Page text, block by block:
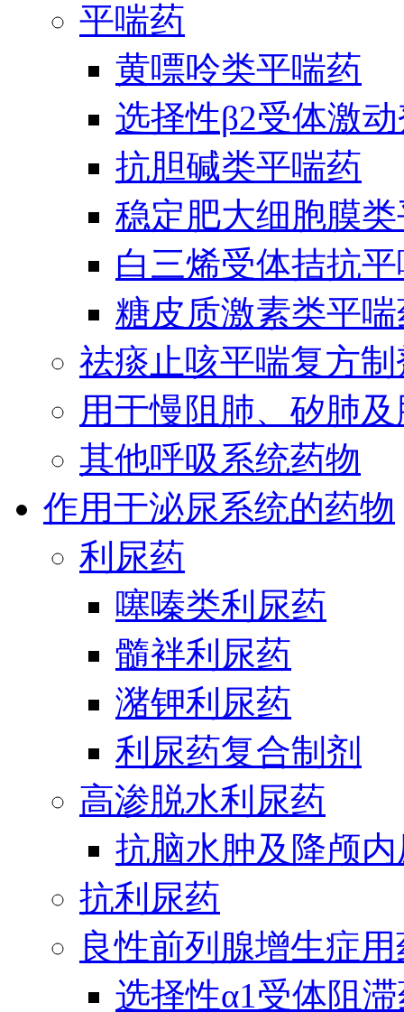
平喘药
黄嘌呤类平喘药
选择性β2受体激
抗胆碱类平喘药
稳定肥大细胞膜
白三烯受体拮抗
糖皮质激素类平
祛痰止咳平喘复方制
用于慢阻肺、矽肺
其他呼吸系统药物
作用于泌尿系统的药物
利尿药
噻嗪类利尿药
髓袢利尿药
潴钾利尿药
利尿药复合制剂
高渗脱水利尿药
抗脑水肿及降颅
抗利尿药
良性前列腺增生症
选择性α1受体阻